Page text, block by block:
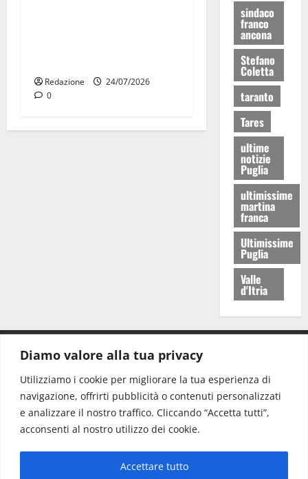
Diamo valore alla tua privacy
Utilizziamo i cookie per migliorare la tua esperienza di
navigazione, offrirti pubblicità o contenuti personalizzati
e analizzare il nostro traffico. Cliccando “Accetta tutti”,
acconsenti al nostro utilizzo dei cookie.
Accettare tutto
Redazione
24/07/2026
0
sindaco
franco
ancona
Stefano
Coletta
taranto
Tares
ultime
notizie
Puglia
ultimissime
martina
franca
Ultimissime
Puglia
Valle
d'Itria
Redazione: redazione@www.martinasera.it
Direttore:direttore@www.martinasera.it
Info & Commerciale:info@www.martinasera.it